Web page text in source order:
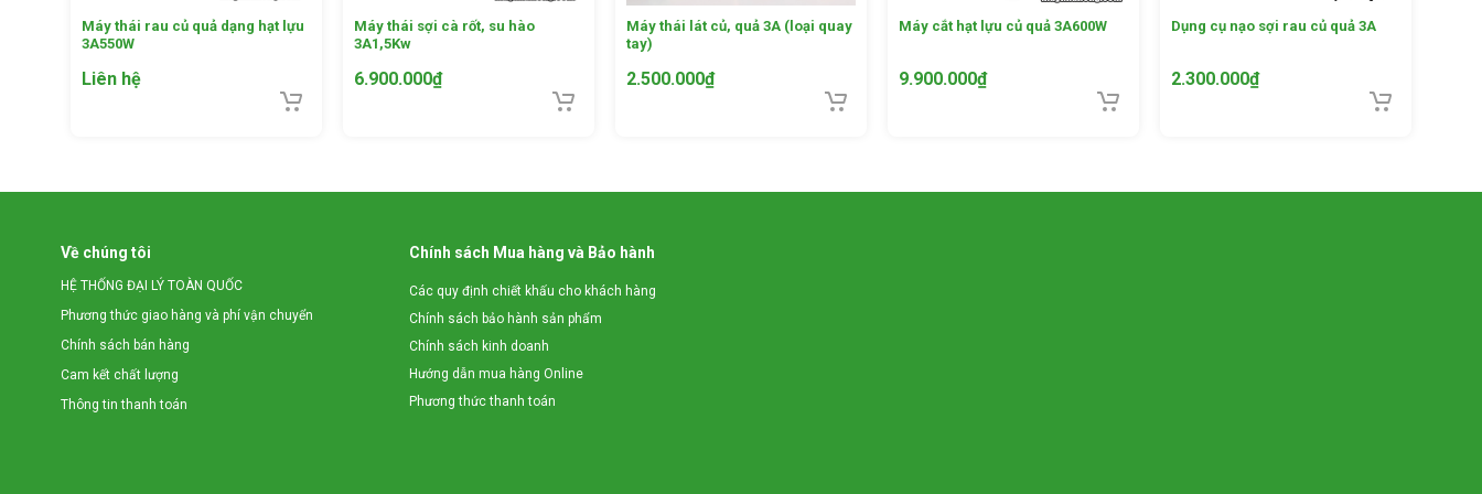
Chất liệu an toàn
Phần thân nạo được làm bằng nhựa ABS trắng cao cấp, bền, không giòn, tránh hỏng gãy. Lõi xoay sử dụng chất liệu inox chống han gỉ,
không làm ảnh hưởng đến chất lượng của sản phẩm.
Sau khi sử dụng, bạn cần rửa sạch và lau khô, cất nơi khô ráo thoáng mát tránh tác động trực tiếp của ánh sáng mặt trời.
Máy thái rau củ quả dạng hạt lựu
3A550W
Liên hệ
Máy thái sợi cà rốt, su hào
3A1,5Kw
6.900.000₫
Máy thái lát củ, quả 3A (loại quay
tay)
2.500.000₫
Máy cắt hạt lựu củ quả 3A600W
9.900.000₫
Dụng cụ nạo sợi rau củ quả 3A
2.300.000₫
Về chúng tôi
HỆ THỐNG ĐẠI LÝ TOÀN QUỐC
Phương thức giao hàng và phí vận chuyển
Chính sách bán hàng
Cam kết chất lượng
Thông tin thanh toán
Chính sách Mua hàng và Bảo hành
Các quy định chiết khấu cho khách hàng
Chính sách bảo hành sản phẩm
Chính sách kinh doanh
Hướng dẫn mua hàng Online
Phương thức thanh toán